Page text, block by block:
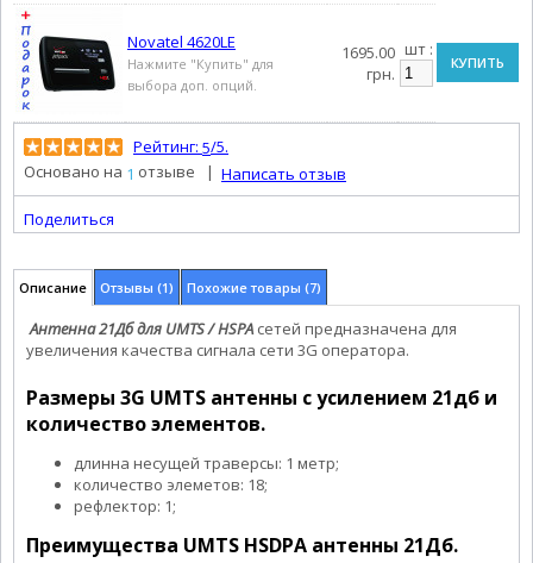
Novatel 4620LE
Нажмите "Купить" для
выбора доп. опций.
1695.00
грн.
шт :
КУПИТЬ
Рейтинг: 5/5.
Основано на 1 отзыве | Написать отзыв
Поделиться
Описание Отзывы (1) Похожие товары (7)
Антенна 21Дб для UMTS / HSPAсетей предназначена для
увеличения качества сигнала сети 3G оператора.
Размеры 3G UMTS антенны с усилением 21дб и
количество элементов.
длинна несущей траверсы: 1 метр;
количество элеметов: 18;
рефлектор: 1;
Преимущества UMTS HSDPA антенны 21Дб.